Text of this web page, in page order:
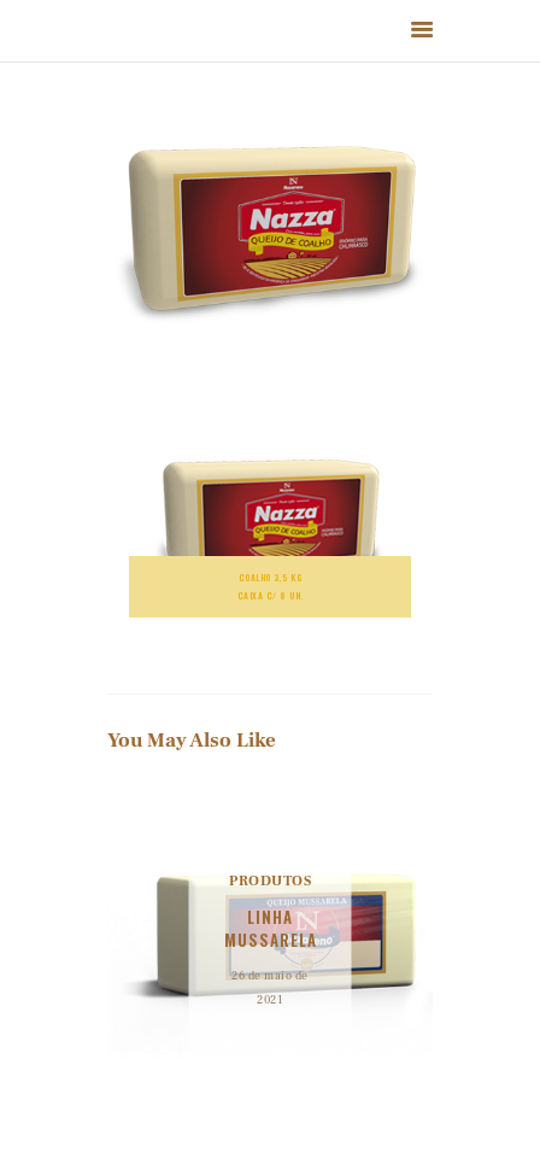
HOME
QUEM SOMOS
PRODUTOS
RECEITAS
COALHO 3,5 KG
CAIXA C/ 8 UN.
You May Also Like
PRODUTOS
LINHA
MUSSARELA
26 de maio de
2021